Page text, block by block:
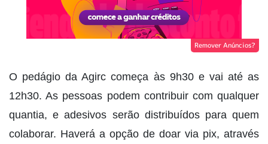
Remover Anúncios?
O pedágio da Agirc começa às 9h30 e vai até as
12h30. As pessoas podem contribuir com qualquer
quantia, e adesivos serão distribuídos para quem
colaborar. Haverá a opção de doar via pix, através